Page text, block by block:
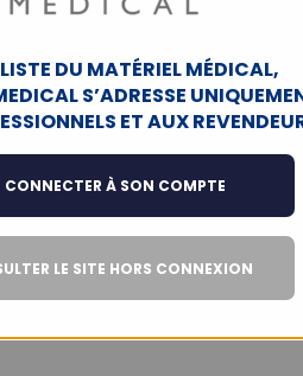
DU MATÉRIEL MÉDICAL,
S’ADRESSE
ET AUX
CONNECTER À SON COMPTE
LE SITE HORS CONNEXION